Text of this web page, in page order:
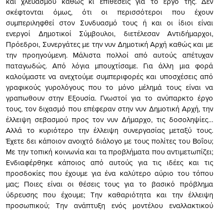
σκέφτονται όμως, ότι οι περισσότεροι που έχουν
συμπεριληφθεί στον Συνδυασμό τους ή και οι ίδιοι είναι
ενεργοί Δημοτικοί Σύμβουλοι, διετέλεσαν Αντιδήμαρχοι,
Πρόεδροι, Συνεργάτες με την νυν Δημοτική Αρχή καθώς και με
την προηγούμενη. Μάλιστα πολλοί από αυτούς απέτυχαν
παταγωδώς. Από λόγια μπουχτίσαμε. Για άλλη μια φορά
καλούμαστε να ανεχτούμε συμπεριφορές και υποσχέσεις από
γραφικούς γυρολόγους που το μόνο μέλημά τους είναι να
γραπωθουν στην Εξουσία. Γνωστοί για το ανύπαρκτο έργο
τους, τον διχασμό που επέφεραν στην νυν Δημοτική Αρχή, την
έλλειψη σεβασμού προς τον νυν Δήμαρχο, τις δοσοληψίες…
Αλλά το κυριότερο την έλλειψη συνεργασίας μεταξύ τους.
Έχετε δει κάποιον ανοιχτό διάλογο με τους πολίτες του Βοΐου;
Με την τοπική κοινωνία και τα προβλήματα που αντιμετωπίζει;
Ενδιαφέρθηκε κάποιος από αυτούς για τις ιδέες και τις
προσδοκίες που έχουμε για ένα καλύτερο αύριο του τόπου
μας; Ποιες είναι οι θέσεις τους για το βασικό πρόβλημα
ύδρευσης που έχουμε; Την καθαριότητα και την έλλειψη
προσωπικού; Την ανάπτυξη ενός μοντέλου εναλλακτικού